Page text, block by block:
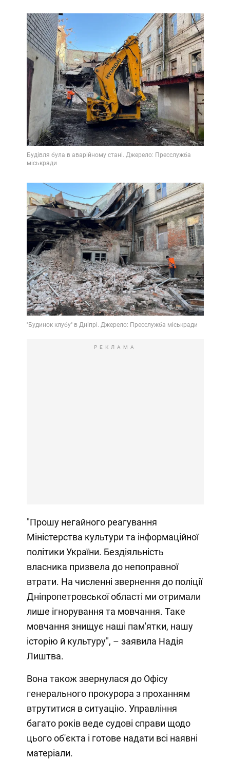
РЕКЛАМА
"Прошу негайного реагування
Міністерства культури та інформаційної
політики України. Бездіяльність
власника призвела до непоправної
втрати. На численні звернення до поліції
Дніпропетровської області ми отримали
лише ігнорування та мовчання. Таке
мовчання знищує наші пам'ятки, нашу
історію й культуру", – заявила Надія
Лиштва.
Вона також звернулася до Офісу
генерального прокурора з проханням
втрутитися в ситуацію. Управління
багато років веде судові справи щодо
цього об'єкта і готове надати всі наявні
матеріали.